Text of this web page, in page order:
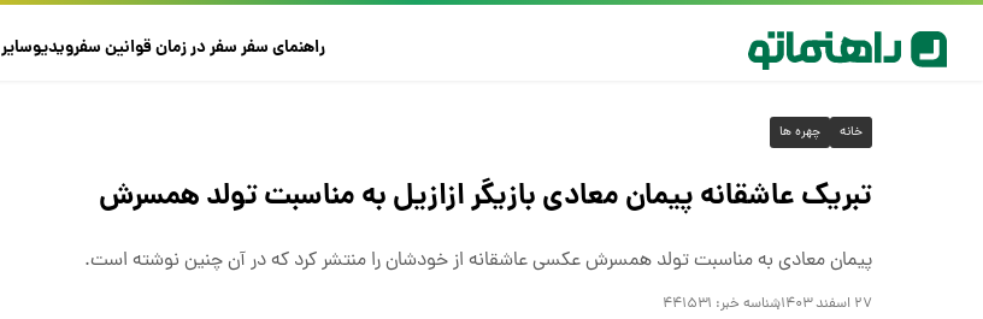
راهنمای سفرسفر در زمانقوانین سفرویدیوسایر
خانه چهره ها
تبریک عاشقانه پیمان معادی بازیگر ازازیل به مناسبت تولد همسرش
پیمان معادی به مناسبت تولد همسرش عکسی عاشقانه از خودشان را منتشر کرد که در آن چنین نوشته است.
۲۷ اسفند ۱۴۰۳ شناسه خبر: ۴۴۱۵۳۱